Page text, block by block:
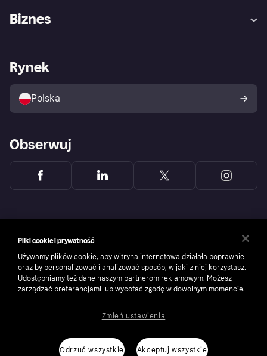
Przeglądaj sklepy
Polityka ochrony kupujących
Reklamacje
Biznes
Portal sprzedawcy
Rynek
Polska
Obserwuj
number: 556737-0431
Pliki cookie i prywatność
Używamy plików cookie, aby witryna internetowa działała poprawnie
oraz by personalizować i analizować sposób, w jaki z niej korzystasz.
Udostępniamy też dane naszym partnerom reklamowym. Możesz
zarządzać preferencjami lub wycofać zgodę w dowolnym momencie.
Odrzuć wszystkie Akceptuj wszystkie
Zmień ustawienia